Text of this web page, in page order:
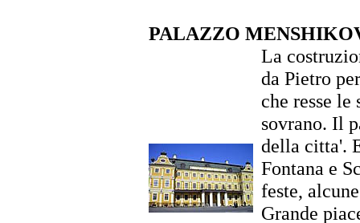
PALAZZO
La
da Pietro
che resse
sovrano. Il
della citta'.
Fontana e
feste,
Grande